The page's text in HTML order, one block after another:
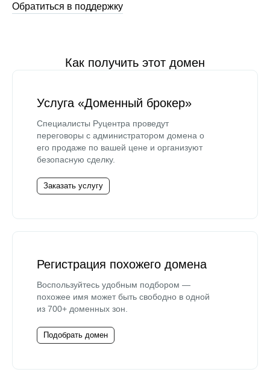
Обратиться в поддержку
Как получить этот домен
Услуга «Доменный брокер»
Специалисты Руцентра проведут
переговоры с администратором домена о
его продаже по вашей цене и организуют
безопасную сделку.
Заказать услугу
Регистрация похожего домена
Воспользуйтесь удобным подбором —
похожее имя может быть свободно в одной
из 700+ доменных зон.
Подобрать домен